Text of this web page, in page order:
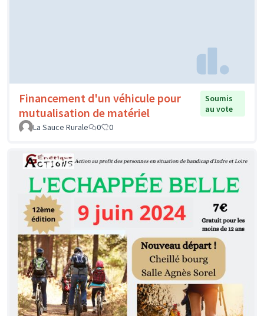
Financement d'un véhicule pour
mutualisation de matériel
Soumis
au vote
La Sauce Rurale
0 0